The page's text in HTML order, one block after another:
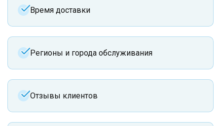
Время доставки
Регионы и города обслуживания
Отзывы клиентов